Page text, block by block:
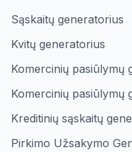
Sąskaitų generatorius
Kvitų generatorius
Komercinių pasiūlymų
Komercinių pasiūlymų
Kreditinių sąskaitų
Pirkimo Užsakymo